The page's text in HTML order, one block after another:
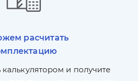
расчитать
калькулятором и получите